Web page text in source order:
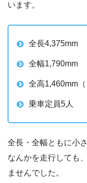
います。
全長4,375mm
全幅1,790mm
全高1,460mm
乗車定員5人
全長・全幅ともに小
なんかを走行しても
ませんでした。